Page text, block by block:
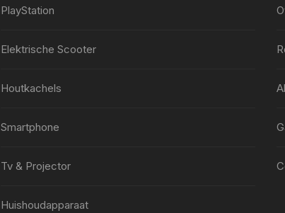
PlayStation
Elektrische Scooter
Houtkachels
Smartphone
Tv & Projector
Huishoudapparaat